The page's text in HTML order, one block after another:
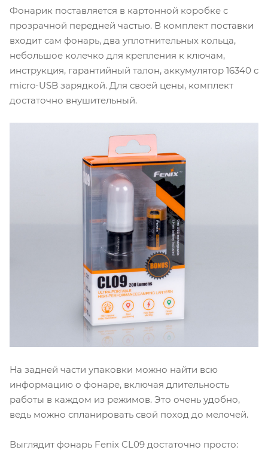
Фонарик поставляется в картонной коробке с
прозрачной передней частью. В комплект поставки
входит сам фонарь, два уплотнительных кольца,
небольшое колечко для крепления к ключам,
инструкция, гарантийный талон, аккумулятор 16340 c
micro-USB зарядкой. Для своей цены, комплект
достаточно внушительный.
На задней части упаковки можно найти всю
информацию о фонаре, включая длительность
работы в каждом из режимов. Это очень удобно,
ведь можно спланировать свой поход до мелочей.
Выглядит фонарь Fenix CL09 достаточно просто: